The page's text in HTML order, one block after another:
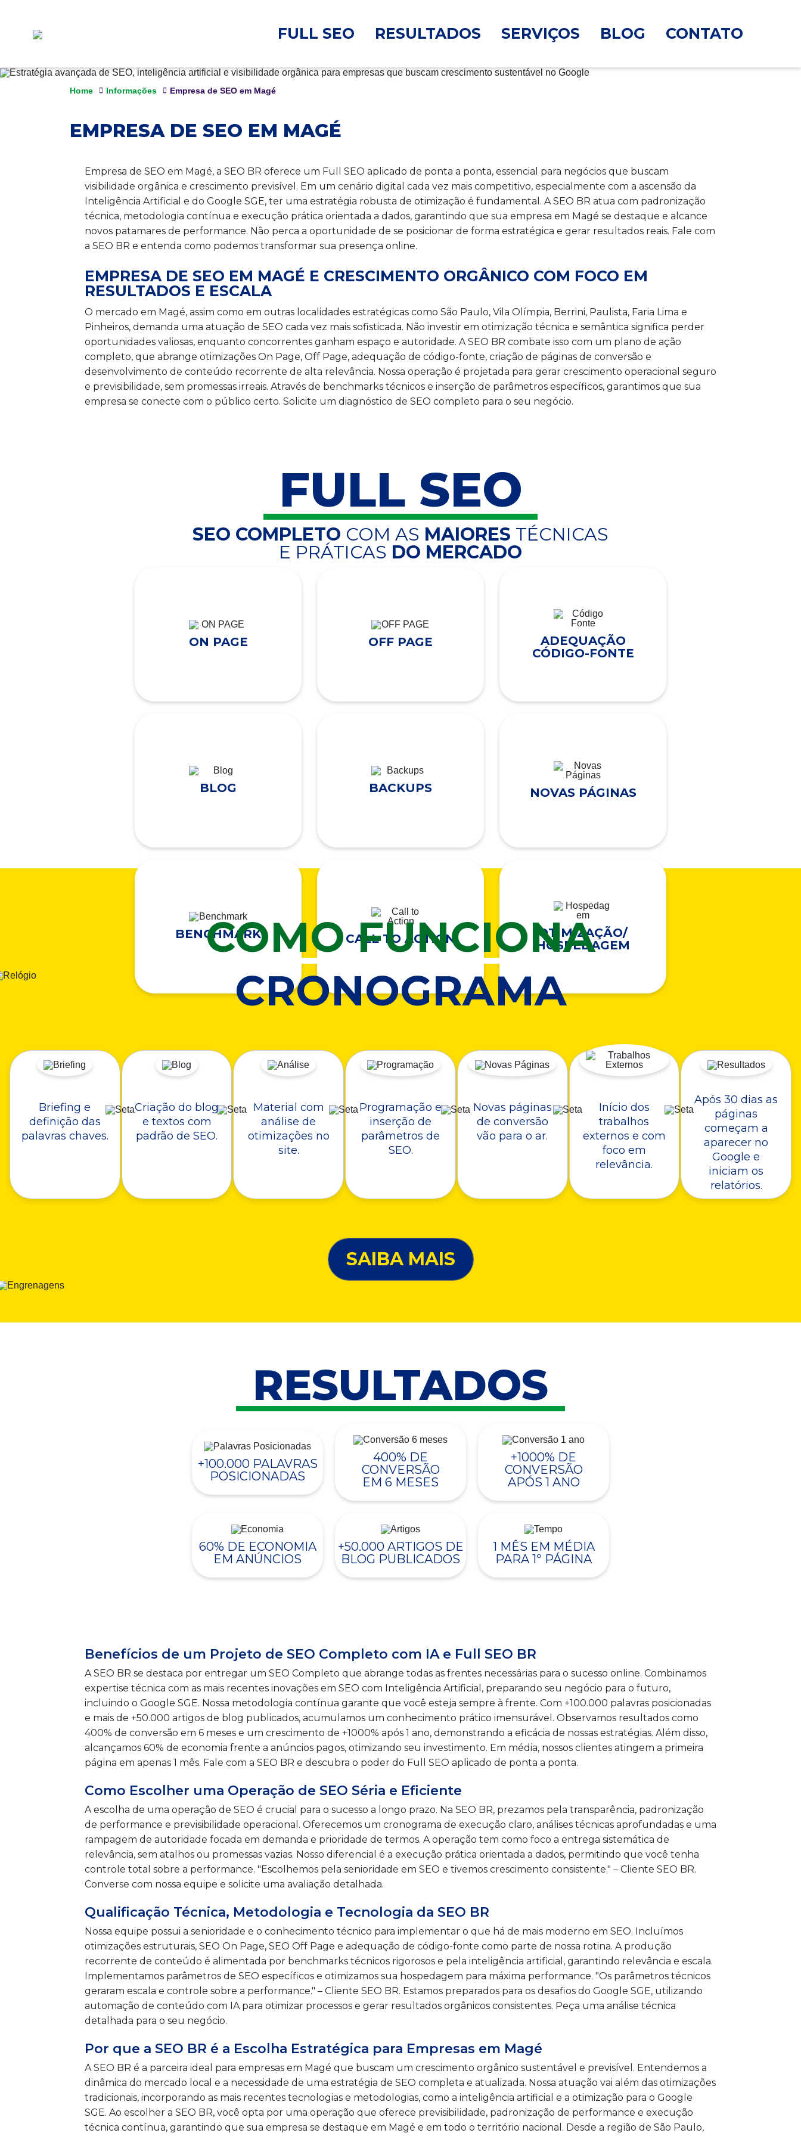
FULL SEO RESULTADOS SERVIÇOS BLOG CONTATO
Home Informações Empresa de SEO em Magé
EMPRESA DE SEO EM MAGÉ
Empresa de SEO em Magé, a SEO BR oferece um Full SEO aplicado de ponta a ponta, essencial para negócios que buscam
visibilidade orgânica e crescimento previsível. Em um cenário digital cada vez mais competitivo, especialmente com a ascensão da
Inteligência Artificial e do Google SGE, ter uma estratégia robusta de otimização é fundamental. A SEO BR atua com padronização
técnica, metodologia contínua e execução prática orientada a dados, garantindo que sua empresa em Magé se destaque e alcance
novos patamares de performance. Não perca a oportunidade de se posicionar de forma estratégica e gerar resultados reais. Fale com
a SEO BR e entenda como podemos transformar sua presença online.
EMPRESA DE SEO EM MAGÉ E CRESCIMENTO ORGÂNICO COM FOCO EM
RESULTADOS E ESCALA
O mercado em Magé, assim como em outras localidades estratégicas como São Paulo, Vila Olímpia, Berrini, Paulista, Faria Lima e
Pinheiros, demanda uma atuação de SEO cada vez mais sofisticada. Não investir em otimização técnica e semântica significa perder
oportunidades valiosas, enquanto concorrentes ganham espaço e autoridade. A SEO BR combate isso com um plano de ação
completo, que abrange otimizações On Page, Off Page, adequação de código-fonte, criação de páginas de conversão e
desenvolvimento de conteúdo recorrente de alta relevância. Nossa operação é projetada para gerar crescimento operacional seguro
e previsibilidade, sem promessas irreais. Através de benchmarks técnicos e inserção de parâmetros específicos, garantimos que sua
empresa se conecte com o público certo. Solicite um diagnóstico de SEO completo para o seu negócio.
FULL SEO
SEO COMPLETO COM AS MAIORES TÉCNICAS
E PRÁTICAS DO MERCADO
ON PAGE OFF PAGE
ADEQUAÇÃO
CÓDIGO-FONTE
BLOG BACKUPS NOVAS PÁGINAS
BENCHMARK CALL TO ACTION
OTIMIZAÇÃO/
HOSPEDAGEM
COMO FUNCIONA
CRONOGRAMA
Briefing e
definição das
palavras chaves.
Criação do blog
e textos com
padrão de SEO.
Material com
análise de
otimizações no
site.
Programação e
inserção de
parâmetros de
SEO.
Novas páginas
de conversão
vão para o ar.
Início dos
trabalhos
externos e com
foco em
relevância.
Após 30 dias as
páginas
começam a
aparecer no
Google e
iniciam os
relatórios.
SAIBA MAIS
RESULTADOS
+100.000 PALAVRAS
POSICIONADAS
400% DE
CONVERSÃO
EM 6 MESES
+1000% DE
CONVERSÃO
APÓS 1 ANO
60% DE ECONOMIA
EM ANÚNCIOS
+50.000 ARTIGOS DE
BLOG PUBLICADOS
1 MÊS EM MÉDIA
PARA 1º PÁGINA
Benefícios de um Projeto de SEO Completo com IA e Full SEO BR
A SEO BR se destaca por entregar um SEO Completo que abrange todas as frentes necessárias para o sucesso online. Combinamos
expertise técnica com as mais recentes inovações em SEO com Inteligência Artificial, preparando seu negócio para o futuro,
incluindo o Google SGE. Nossa metodologia contínua garante que você esteja sempre à frente. Com +100.000 palavras posicionadas
e mais de +50.000 artigos de blog publicados, acumulamos um conhecimento prático imensurável. Observamos resultados como
400% de conversão em 6 meses e um crescimento de +1000% após 1 ano, demonstrando a eficácia de nossas estratégias. Além disso,
alcançamos 60% de economia frente a anúncios pagos, otimizando seu investimento. Em média, nossos clientes atingem a primeira
página em apenas 1 mês. Fale com a SEO BR e descubra o poder do Full SEO aplicado de ponta a ponta.
Como Escolher uma Operação de SEO Séria e Eficiente
A escolha de uma operação de SEO é crucial para o sucesso a longo prazo. Na SEO BR, prezamos pela transparência, padronização
de performance e previsibilidade operacional. Oferecemos um cronograma de execução claro, análises técnicas aprofundadas e uma
rampagem de autoridade focada em demanda e prioridade de termos. A operação tem como foco a entrega sistemática de
relevância, sem atalhos ou promessas vazias. Nosso diferencial é a execução prática orientada a dados, permitindo que você tenha
controle total sobre a performance. "Escolhemos pela senioridade em SEO e tivemos crescimento consistente." – Cliente SEO BR.
Converse com nossa equipe e solicite uma avaliação detalhada.
Qualificação Técnica, Metodologia e Tecnologia da SEO BR
Nossa equipe possui a senioridade e o conhecimento técnico para implementar o que há de mais moderno em SEO. Incluímos
otimizações estruturais, SEO On Page, SEO Off Page e adequação de código-fonte como parte de nossa rotina. A produção
recorrente de conteúdo é alimentada por benchmarks técnicos rigorosos e pela inteligência artificial, garantindo relevância e escala.
Implementamos parâmetros de SEO específicos e otimizamos sua hospedagem para máxima performance. "Os parâmetros técnicos
geraram escala e controle sobre a performance." – Cliente SEO BR. Estamos preparados para os desafios do Google SGE, utilizando
automação de conteúdo com IA para otimizar processos e gerar resultados orgânicos consistentes. Peça uma análise técnica
detalhada para o seu negócio.
Por que a SEO BR é a Escolha Estratégica para Empresas em Magé
A SEO BR é a parceira ideal para empresas em Magé que buscam um crescimento orgânico sustentável e previsível. Entendemos a
dinâmica do mercado local e a necessidade de uma estratégia de SEO completa e atualizada. Nossa atuação vai além das otimizações
tradicionais, incorporando as mais recentes tecnologias e metodologias, como a inteligência artificial e a otimização para o Google
SGE. Ao escolher a SEO BR, você opta por uma operação que oferece previsibilidade, padronização de performance e execução
técnica contínua, garantindo que sua empresa se destaque em Magé e em todo o território nacional. Desde a região de São Paulo,